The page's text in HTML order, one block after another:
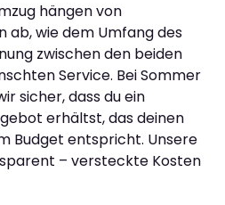
hängen von
ab, wie dem Umfang des
zwischen den beiden
Service. Bei Sommer
sicher, dass du ein
erhältst, das deinen
Budget entspricht. Unsere
– versteckte Kosten